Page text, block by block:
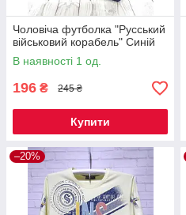
Чоловіча футболка "Русський
військовий корабель" Синій
В наявності 1 од.
196 ₴ 245 ₴
Купити
–20%